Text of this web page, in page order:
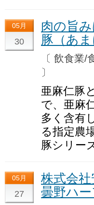
05月
30
肉の旨
豚（あ
〔 飲食
〕
亜麻仁豚
で、亜麻
多く含有
る指定農
豚シリー
05月
27
株式会
曇野ハ